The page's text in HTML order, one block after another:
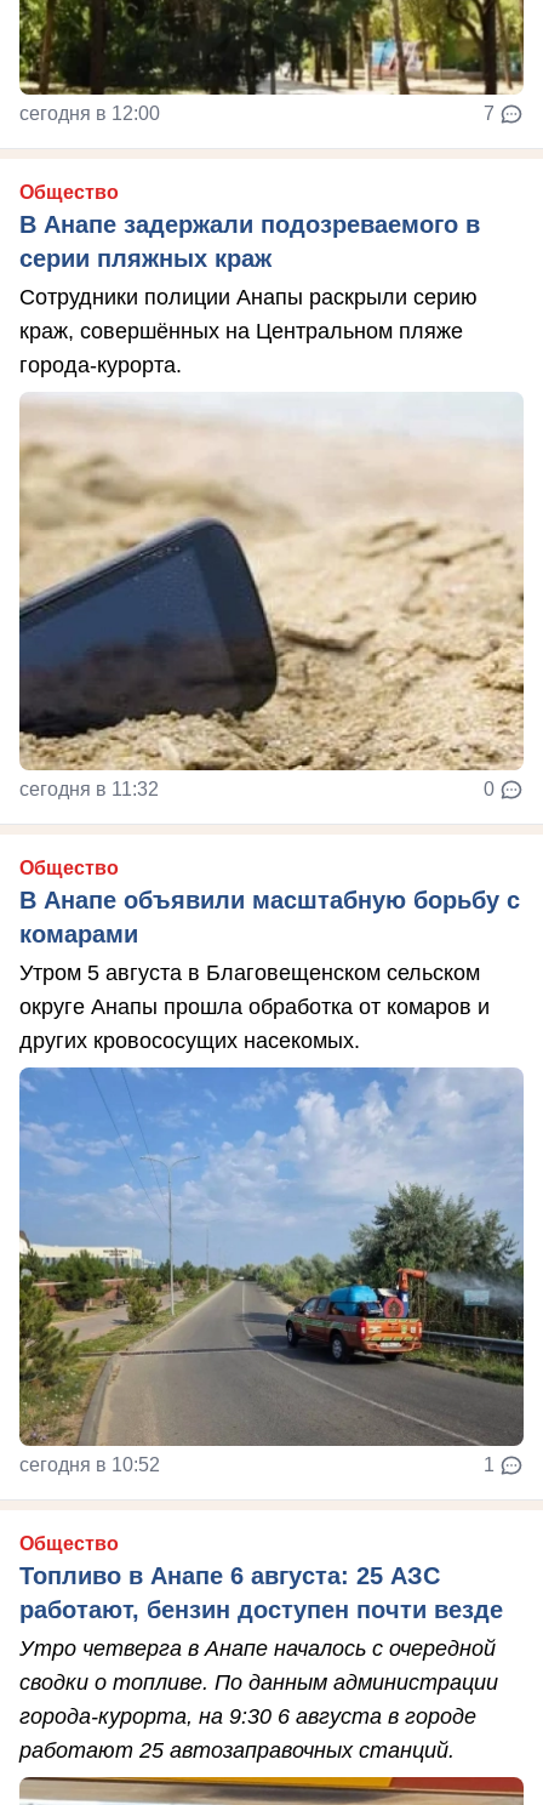
сегодня в 12:00 7
Общество
В Анапе задержали подозреваемого в
серии пляжных краж
Сотрудники полиции Анапы раскрыли серию
краж, совершённых на Центральном пляже
города-курорта.
сегодня в 11:32 0
Общество
В Анапе объявили масштабную борьбу с
комарами
Утром 5 августа в Благовещенском сельском
округе Анапы прошла обработка от комаров и
других кровососущих насекомых.
сегодня в 10:52 1
Общество
Топливо в Анапе 6 августа: 25 АЗС
работают, бензин доступен почти везде
Утро четверга в Анапе началось с очередной
сводки о топливе. По данным администрации
города-курорта, на 9:30 6 августа в городе
работают 25 автозаправочных станций.